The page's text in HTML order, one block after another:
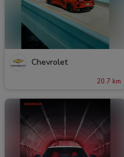
Chevrolet
20.7 km